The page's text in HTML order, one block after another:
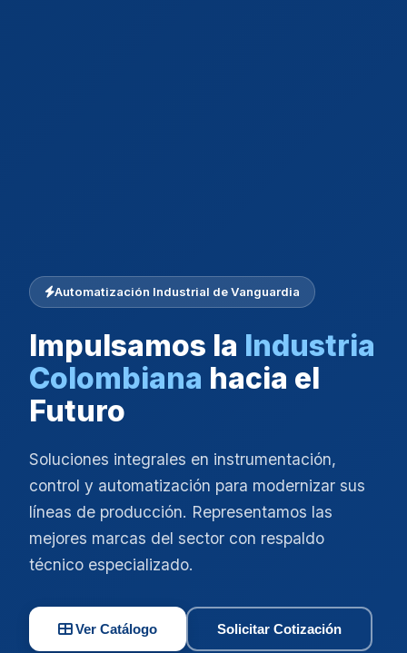
Automatización Industrial de Vanguardia
Impulsamos la Industria
Colombiana hacia el
Futuro
Soluciones integrales en instrumentación,
control y automatización para modernizar sus
líneas de producción. Representamos las
mejores marcas del sector con respaldo
técnico especializado.
Ver Catálogo Solicitar Cotización